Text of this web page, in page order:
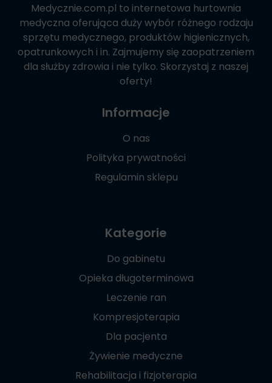
Medycznie.com.pl to internetowa hurtownia
medyczna oferująca duży wybór różnego rodzaju
sprzętu medycznego, produktów higienicznych,
opatrunkowych i in. Zajmujemy się zaopatrzeniem
dla służby zdrowia i nie tylko. Skorzystaj z naszej
oferty!
Informacje
O nas
Polityka prywatności
Regulamin sklepu
Kategorie
Do gabinetu
Opieka długoterminowa
Leczenie ran
Kompresjoterapia
Dla pacjenta
Żywienie medyczne
Rehabilitacja i fizjoterapia